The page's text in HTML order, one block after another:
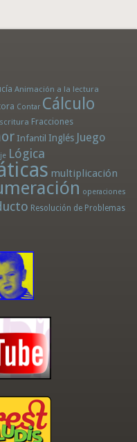
Animación a la lectura
Contar Cálculo
Fracciones
Infantil Inglés Juego
Lógica
multiplicación
operaciones
Resolución de Problemas